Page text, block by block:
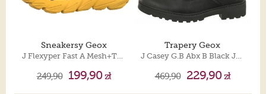
Sneakersy Geox
J Flexyper Fast A Mesh+Trans Navy/Yellow J55N5A 0149J C0657
249,90 199,90zł
Trapery Geox
J Casey G.B Abx B Black J367ZB 0BCLV C9999
469,90 229,90zł